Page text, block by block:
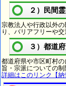
２）民間
宗教法人や行政以外
り、バリアフリーや
３）都道
都道府県や市区町村
旨・宗派についての制
詳細はこのリンク【納